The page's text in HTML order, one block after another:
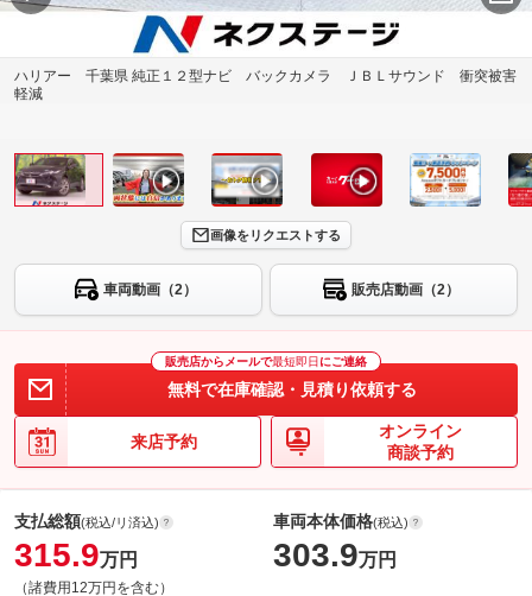
ハリアー 千葉県 純正１２型ナビ バックカメラ ＪＢＬサウンド 衝突被害
軽減
画像をリクエストする
車両動画（2） 販売店動画（2）
販売店からメールで最短即日 にご連絡
無料で在庫確認・見積り依頼する
来店予約
オンライン
商談予約
支払総額(税込/リ済込)
315.9万円
（諸費用12万円を含む）
車両本体価格(税込)
303.9万円